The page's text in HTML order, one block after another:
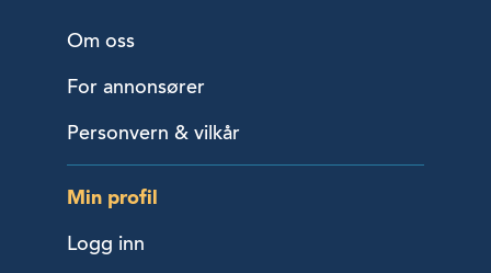
Om oss
For annonsører
Personvern & vilkår
Min profil
Logg inn